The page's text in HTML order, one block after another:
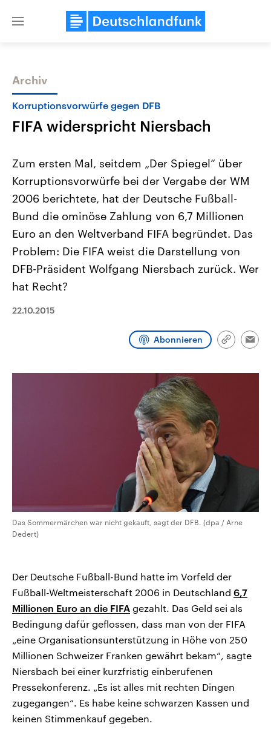
Close
Themen
USA
Aktuelle Beiträge, Analysen und
Hintergründe
Wirtschaftlich und militärisch
gehören die Vereinigten Staaten zu
mit großem Einfluss auf das
Nahostkonflikt
Aktuelle Lage und
Der Überfall der
Terrororganisation Hamas
Oktober 2023 auf Israel
Region wieder die
Israel möchte die Hamas
Sendungen
Archiv
Korruptionsvorwürfe gegen DFB
FIFA widerspricht Niersbach
Zum ersten Mal, seitdem „Der Spiegel“ über
Korruptionsvorwürfe bei der Vergabe der WM
2006 berichtete, hat der Deutsche Fußball-
Bund die ominöse Zahlung von 6,7 Millionen
Euro an den Weltverband FIFA begründet. Das
Problem: Die FIFA weist die Darstellung von
DFB-Präsident Wolfgang Niersbach zurück. Wer
hat Recht?
22.10.2015
Abonnieren
Link
Das Sommermärchen war nicht gekauft, sagt der DFB. (dpa / Arne
Dedert)
Der Deutsche Fußball-Bund hatte im Vorfeld der
Fußball-Weltmeisterschaft 2006 in Deutschland 6,7
Millionen Euro an die FIFA gezahlt. Das Geld sei als
Bedingung dafür geflossen, dass man von der FIFA
„eine Organisationsunterstützung in Höhe von 250
Millionen Schweizer Franken gewährt bekam“, sagte
Niersbach bei einer kurzfristig einberufenen
Pressekonferenz. „Es ist alles mit rechten Dingen
zugegangen“. Es habe keine schwarzen Kassen und
keinen Stimmenkauf gegeben.